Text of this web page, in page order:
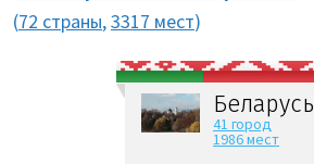
(72 страны,3317 мест)
Беларусь
41 город
1986 мест